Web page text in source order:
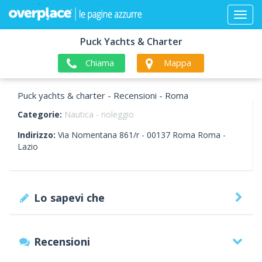
Puck Yachts & Charter
Chiama Mappa
Puck yachts & charter - Recensioni - Roma
Categorie: Nautica - noleggio
Indirizzo: Via Nomentana 861/r - 00137 Roma Roma -
Lazio
Lo sapevi che
Recensioni